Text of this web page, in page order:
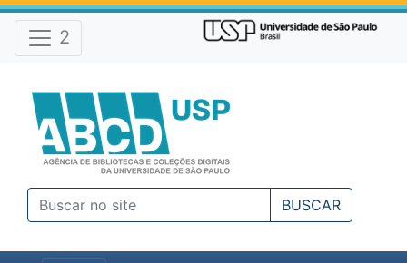
e Ferramentas do site
Ir para o conteúdo [1]
Ir para o menu [2]
Ir para a busca [3]
2
BUSCAR